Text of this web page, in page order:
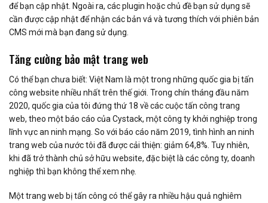
để bạn cập nhật. Ngoài ra, các plugin hoặc chủ đề bạn sử dụng sẽ
cần được cập nhật để nhận các bản vá và tương thích với phiên bản
CMS mới mà bạn đang sử dụng.
Tăng cường bảo mật trang web
Có thể bạn chưa biết: Việt Nam là một trong những quốc gia bị tấn
công website nhiều nhất trên thế giới. Trong chín tháng đầu năm
2020, quốc gia của tôi đứng thứ 18 về các cuộc tấn công trang
web, theo một báo cáo của Cystack, một công ty khởi nghiệp trong
lĩnh vực an ninh mạng. So với báo cáo năm 2019, tình hình an ninh
trang web của nước tôi đã được cải thiện: giảm 64,8%. Tuy nhiên,
khi đã trở thành chủ sở hữu website, đặc biệt là các công ty, doanh
nghiệp thì bạn không thể xem nhẹ.
Một trang web bị tấn công có thể gây ra nhiều hậu quả nghiêm